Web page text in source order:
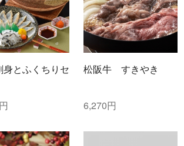
身とふくちりセ
松阪牛 すきやき
6,270円